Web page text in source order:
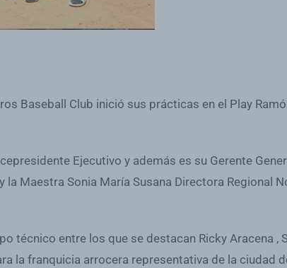
Baseball Club inició sus prácticas en el Play
Ejecutivo y además es su Gerente
Maestra Sonia María Susana Directora Regional
técnico entre los que se destacan Ricky Aracena ,
la franquicia arrocera representativa de la ciudad